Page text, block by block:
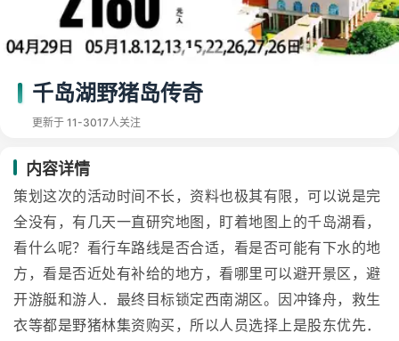
千岛湖野猪岛传奇
更新于 11-3017人关注
内容详情
策划这次的活动时间不长，资料也极其有限，可以说是完
全没有，有几天一直研究地图，盯着地图上的千岛湖看，
看什么呢？看行车路线是否合适，看是否可能有下水的地
方，看是否近处有补给的地方，看哪里可以避开景区，避
开游艇和游人．最终目标锁定西南湖区。因冲锋舟，救生
衣等都是野猪林集资购买，所以人员选择上是股东优先．